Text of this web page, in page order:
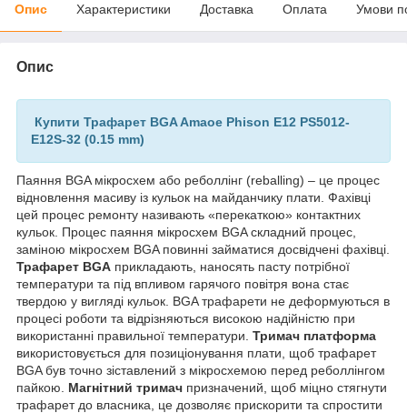
Опис Характеристики Доставка Оплата Умови
Опис
Купити Трафарет BGA Amaoe Phison E12 PS5012-
E12S-32 (0.15 mm)
Паяння BGA мікросхем або реболлінг (reballing) – це процес
відновлення масиву із кульок на майданчику плати. Фахівці
цей процес ремонту називають «перекаткою» контактних
кульок. Процес паяння мікросхем BGA складний процес,
заміною мікросхем BGA повинні займатися досвідчені фахівці.
Трафарет BGA прикладають, наносять пасту потрібної
температури та під впливом гарячого повітря вона стає
твердою у вигляді кульок. BGA трафарети не деформуються в
процесі роботи та відрізняються високою надійністю при
використанні правильної температури. Тримач платформа
використовується для позиціонування плати, щоб трафарет
BGA був точно зіставлений з мікросхемою перед реболлінгом
пайкою. Магнітний тримач призначений, щоб міцно стягнути
трафарет до власника, це дозволяє прискорити та спростити